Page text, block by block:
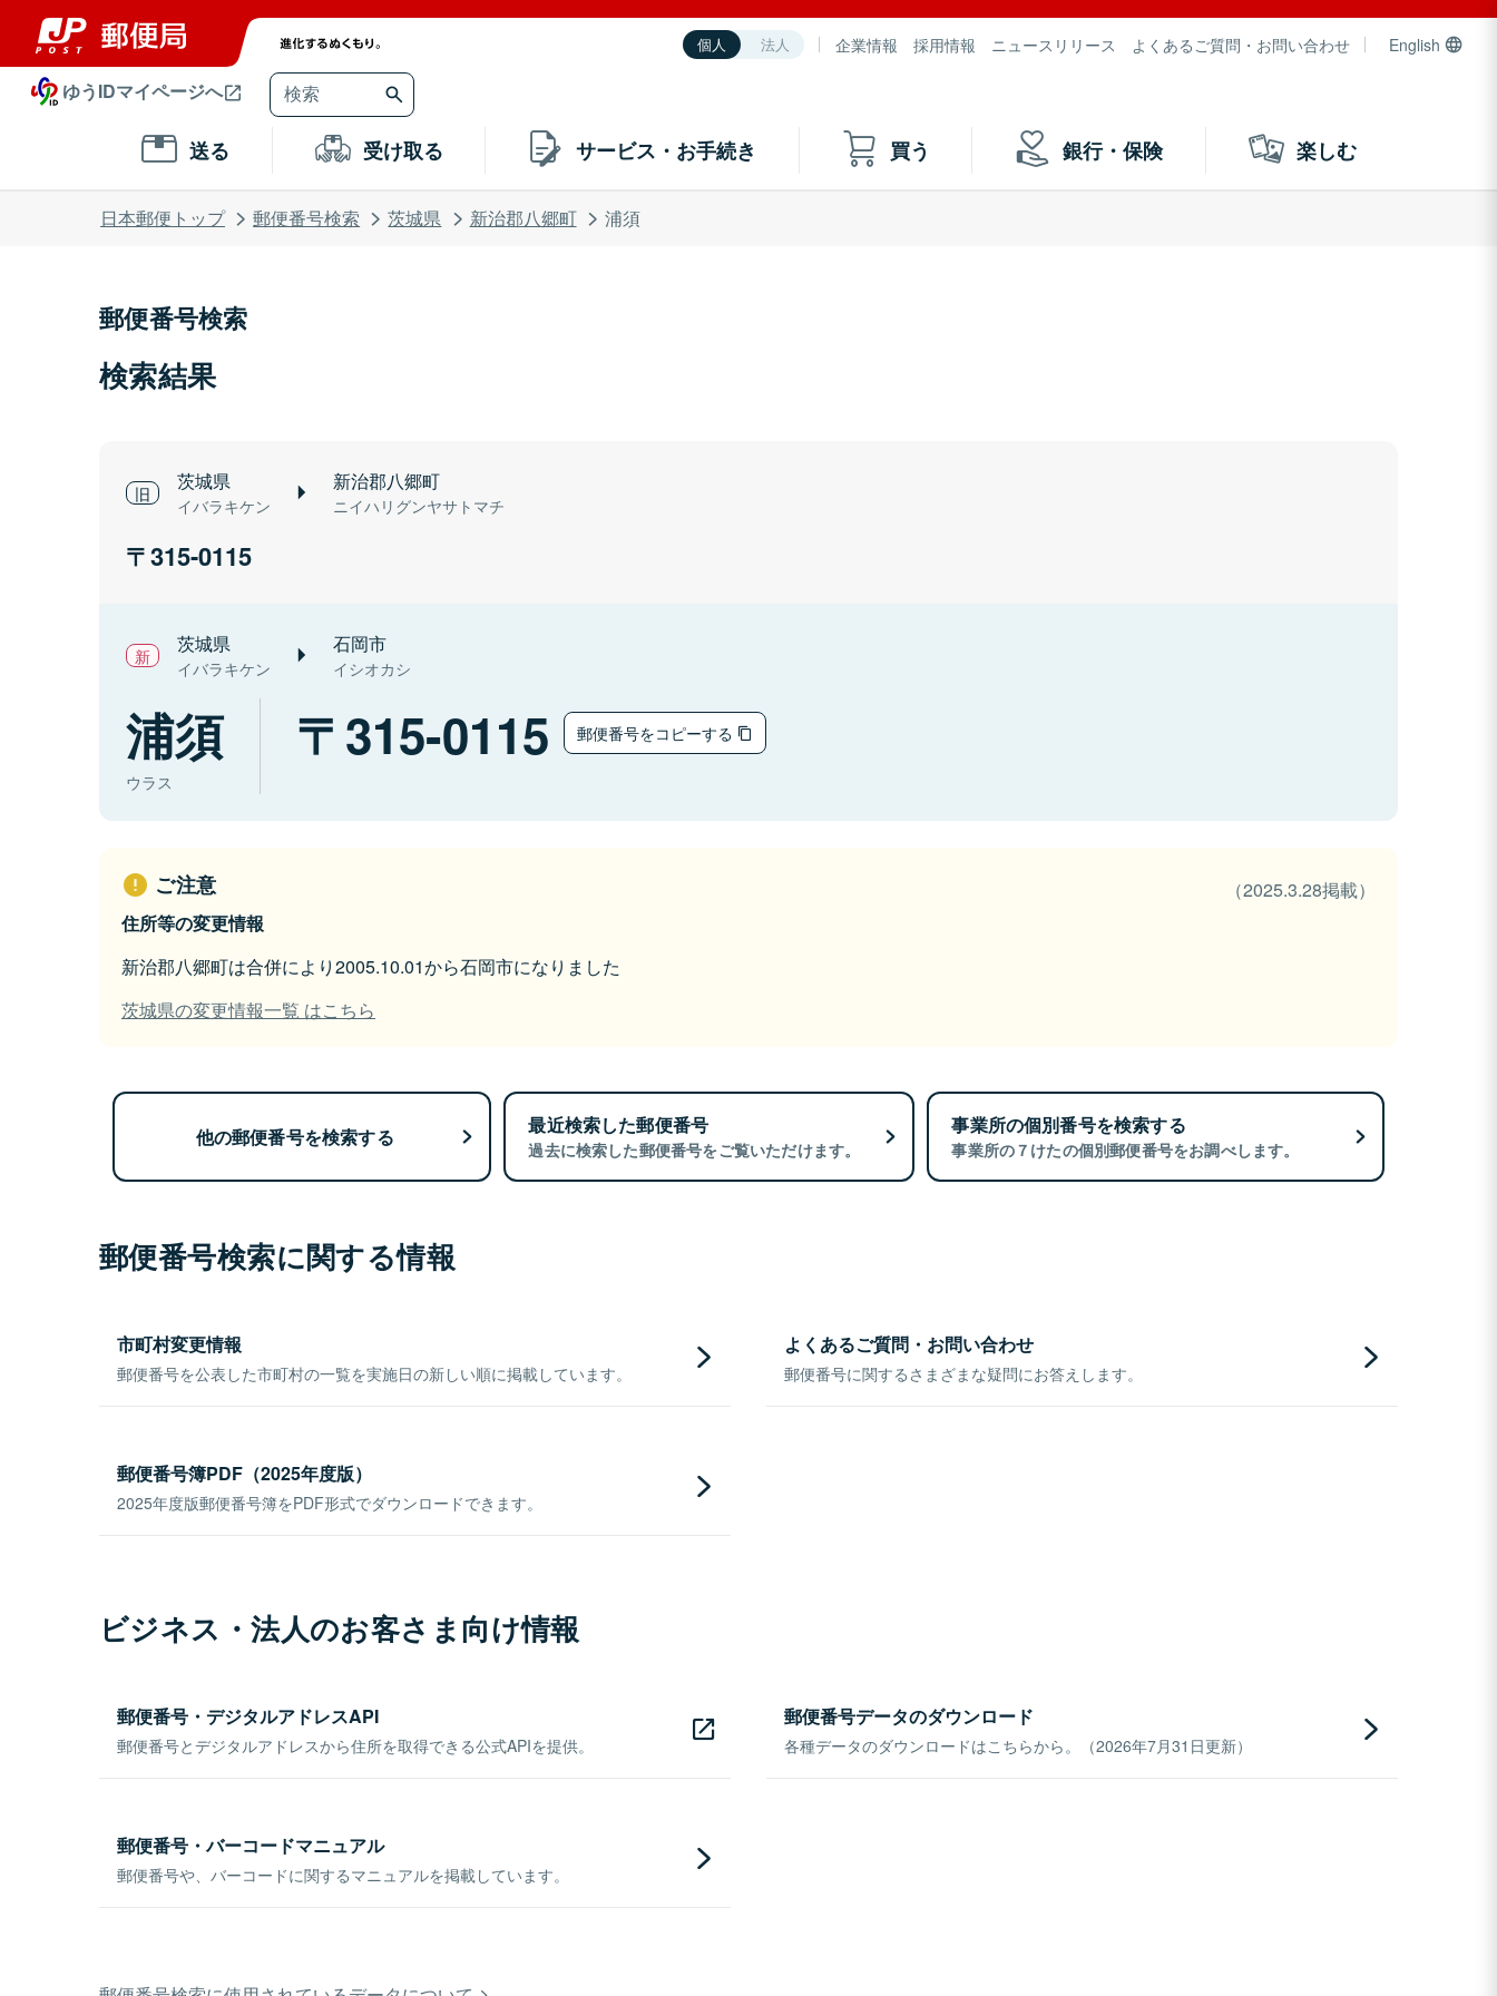
個人 法人 企業情報 採用情報 ニュースリリース よくあるご質問・お問い合わせ English
ゆうIDマイページへ
送る 受け取る サービス・お手続き 買う 銀行・保険 楽しむ
日本郵便トップ 郵便番号検索 茨城県 新治郡八郷町 浦須
郵便番号検索
検索結果
茨城県
イバラキケン
新治郡八郷町
ニイハリグンヤサトマチ
315-0115
茨城県
イバラキケン
石岡市
イシオカシ
浦須
ウラス
315-0115 郵便番号をコピーする
ご注意
（2025.3.28掲載）
住所等の変更情報
新治郡八郷町は合併により2005.10.01から石岡市になりました
茨城県の変更情報一覧 はこちら
他の郵便番号を検索する 最近検索した郵便番号
過去に検索した郵便番号をご覧いただけます。
事業所の個別番号を検索する
事業所の７けたの個別郵便番号をお調べします。
郵便番号検索に関する情報
市町村変更情報
郵便番号を公表した市町村の一覧を実施日の新しい順に掲載しています。
よくあるご質問・お問い合わせ
郵便番号に関するさまざまな疑問にお答えします。
郵便番号簿PDF（2025年度版）
2025年度版郵便番号簿をPDF形式でダウンロードできます。
ビジネス・法人のお客さま向け情報
郵便番号・デジタルアドレスAPI
郵便番号とデジタルアドレスから住所を取得できる公式APIを提供。
郵便番号データのダウンロード
各種データのダウンロードはこちらから。（2026年7月31日更新）
郵便番号・バーコードマニュアル
郵便番号や、バーコードに関するマニュアルを掲載しています。